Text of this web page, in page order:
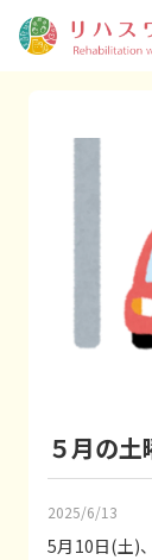
５月の土
2025/6/13
5月10日(土)